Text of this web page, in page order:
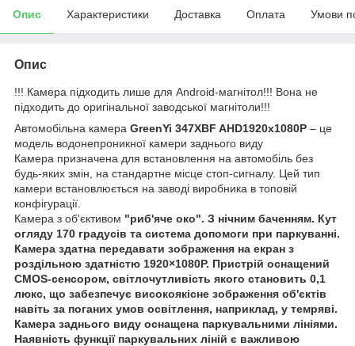
Опис Характеристики Доставка Оплата Умови
Опис
!!! Камера підходить лише для Android-магнітол!!! Вона не
підходить до оригінальної заводської магнітоли!!!
Автомобільна камера GreenYi 347XBF AHD1920x1080P – це
модель водонепроникної камери заднього виду
Камера призначена для встановлення на автомобіль без
будь-яких змін, на стандартне місце стоп-сигналу. Цей тип
камери встановлюється на заводі виробника в топовій
конфігурації.
Камера з об'єктивом "риб'яче око". З нічним баченням. Кут
огляду 170 градусів та система допомоги при паркуванні.
Камера здатна передавати зображення на екран з
роздільною здатністю 1920×1080P. Пристрій оснащений
CMOS-сенсором, світлочутливість якого становить 0,1
люкс, що забезпечує високоякісне зображення об'єктів
навіть за поганих умов освітлення, наприклад, у темряві.
Камера заднього виду оснащена паркувальними лініями.
Наявність функції паркувальних ліній є важливою